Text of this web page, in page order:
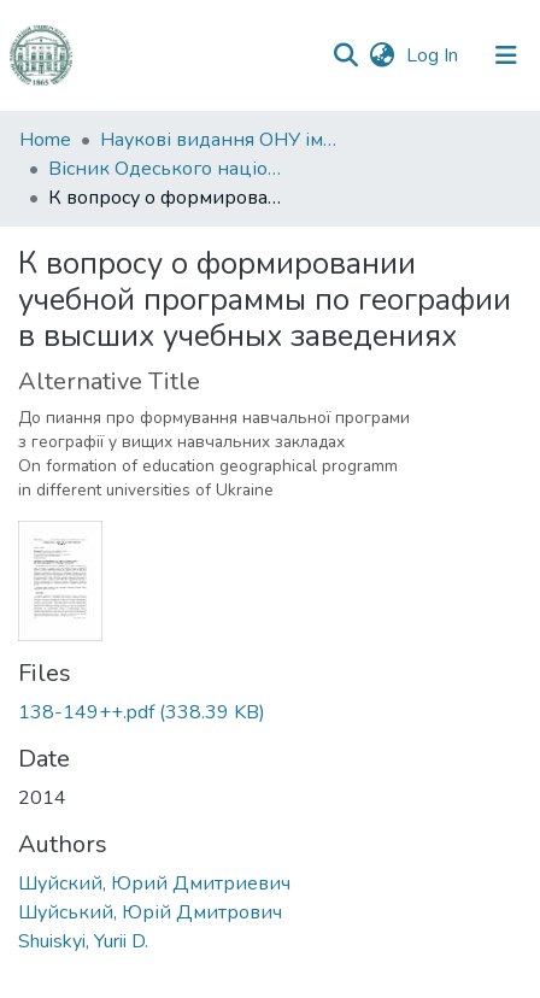
Log In (current)
Communities
&
Collections
Statistics
Home
Наукові видання ОНУ імені І. І. Мечникова
Вісник Одеського національного університету. Географічні та геологічні науки
К вопросу о формировании учебной программы по географии в высших учебных заведениях
К вопросу о формировании
учебной программы по географии
в высших учебных заведениях
Alternative Title
До пиання про формування навчальної програми
з географії у вищих навчальних закладах
On formation of education geographical programm
in different universities of Ukraine
Files
138-149++.pdf(338.39 KB)
Date
2014
Authors
Шуйский, Юрий Дмитриевич
Шуйський, Юрій Дмитрович
Shuiskyi, Yurii D.